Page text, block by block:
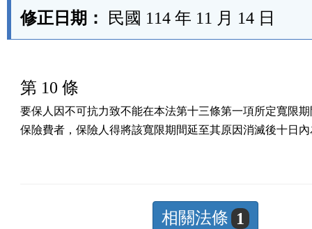
修正日期：
民國 114 年 11 月 14 日
第 10 條
要保人因不可抗力致不能在本法第十三條第一項所定寬限
保險費者，保險人得將該寬限期間延至其原因消滅後十日
相關法條 1